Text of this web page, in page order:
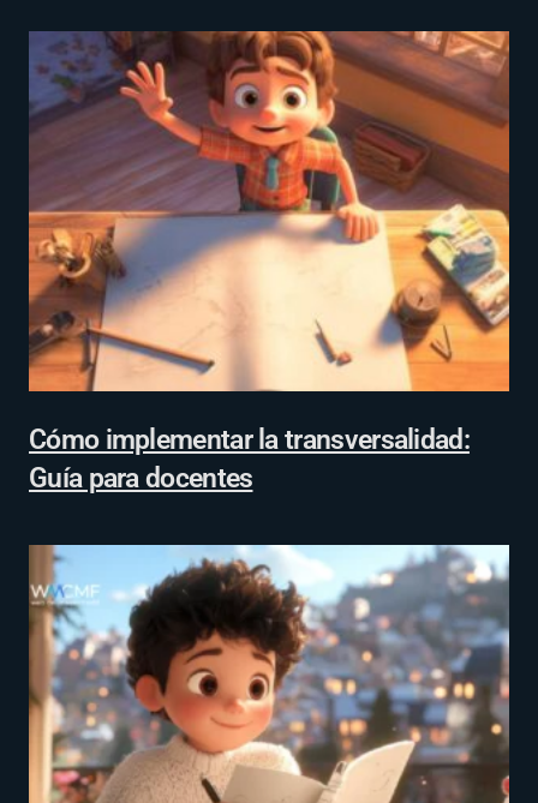
Cómo implementar la transversalidad:
Guía para docentes